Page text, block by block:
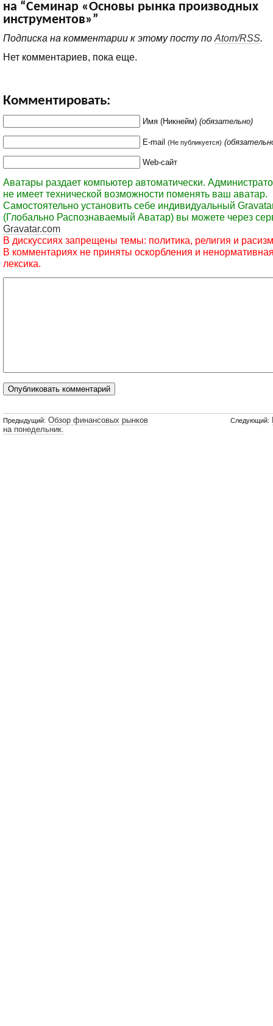
на “Семинар «Основы рынка производных
инструментов»”
Подписка на комментарии к этому посту по Atom/RSS
Нет комментариев, пока еще.
Комментировать:
Имя (Никнейм) (обязательно)
E-mail (Не публикуется)
Web-сайт
Аватары раздает компьютер автоматически.
не имеет технической возможности поменять ваш аватар.
Самостоятельно установить себе индивидуальный
(Глобально Распознаваемый Аватар) вы можете через
Gravatar.com
В дискуссиях запрещены темы: политика, религия и
В комментариях не приняты оскорбления и
лексика.
Предыдущий: Обзор финансовых рынков
на понедельник.
Следующий: